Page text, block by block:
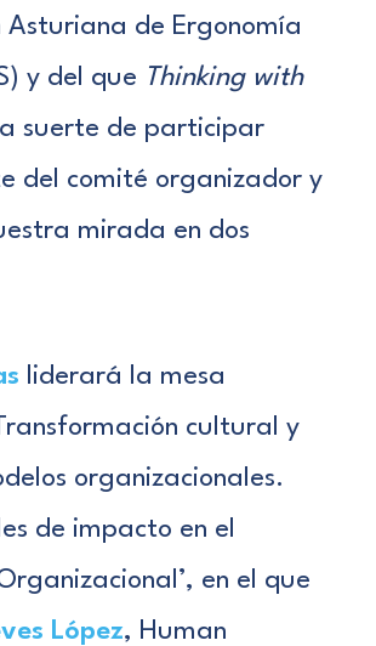
Asturiana de Ergonomía
y del que Thinking with
suerte de participar
del comité organizador y
mirada en dos
liderará la mesa
cultural y
organizacionales.
de impacto en el
en el que
López, Human